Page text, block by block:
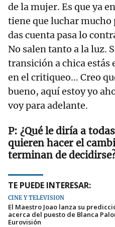
de la mujer. Es que ya
tiene que luchar mucho
das cuenta pasa lo
No salen tanto a la luz.
transición a chica estás
en el critiqueo... Creo
bueno, aquí estoy yo
voy para adelante.
¿Qué le diría a
quieren hacer el
terminan de
TE PUEDE INTERESAR:
CINE Y TELEVISIÓN
El Maestro Joao lanza su
acerca del puesto de Blanca
Eurovisión